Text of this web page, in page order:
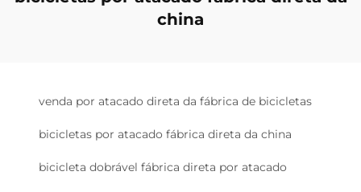
china
venda por atacado direta da fábrica de bicicletas
bicicletas por atacado fábrica direta da china
bicicleta dobrável fábrica direta por atacado